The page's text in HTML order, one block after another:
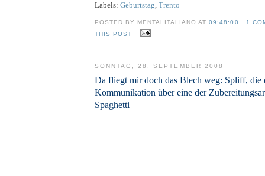
Labels: Geburtstag, Trento
POSTED BY MENTALITALIANO AT09:48:00
1
THIS POST
SONNTAG, 28. SEPTEMBER 2008
Da fliegt mir doch das Blech weg: Spliff, die
Kommunikation über eine der
Spaghetti